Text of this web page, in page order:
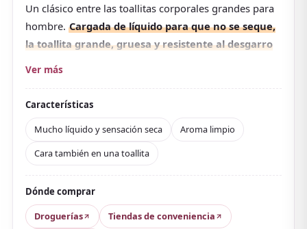
Un clásico entre las toallitas corporales grandes para
hombre. Cargada de líquido para que no se seque,
la toallita grande, gruesa y resistente al desgarro
También sirve para cuero cabelludo y cabello. Elimina
con frescura la sensación pegajosa del sudor y el
sebo, y con mentol deja sensación refrescante.
Las reseñas suelen alabar el tacto seco tras el uso y
una hidratación moderada, además del manejo:
gruesa y que no se arruga ni se enrolla. Por otro lado,
el aroma es de tipo jabón con menta, más intenso, así
quealgunas personas notan sensación de alcohol;
Ver más
Características
Mucho líquido y sensación seca
Aroma limpio
Cara también en una toallita
Dónde comprar
Droguerías
Tiendas de conveniencia